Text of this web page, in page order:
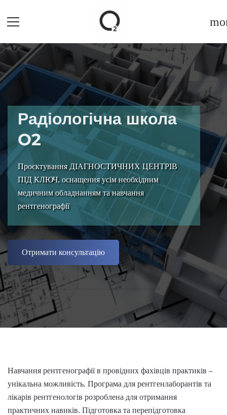
Радіологічна школа
O2
Проєктування ДІАГНОСТИЧНИХ ЦЕНТРІВ
ПІД КЛЮЧ, оснащення усім необхідним
медичним обладнанням та навчання
рентгенографії
Отримати консультацію
Навчання рентгенографіїв провідних фахівців практиків –
унікальна можливість. Програма для рентгенлаборантів та
лікарів рентгенологів розроблена для отримання
практичних навиків. Підготовка та перепідготовка